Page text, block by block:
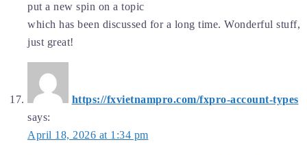
put a new spin on a topic
which has been discussed for a long time. Wonderful stuff,
just great!
https://fxvietnampro.com/fxpro-account-types
says:
April 18, 2026 at 1:34 pm